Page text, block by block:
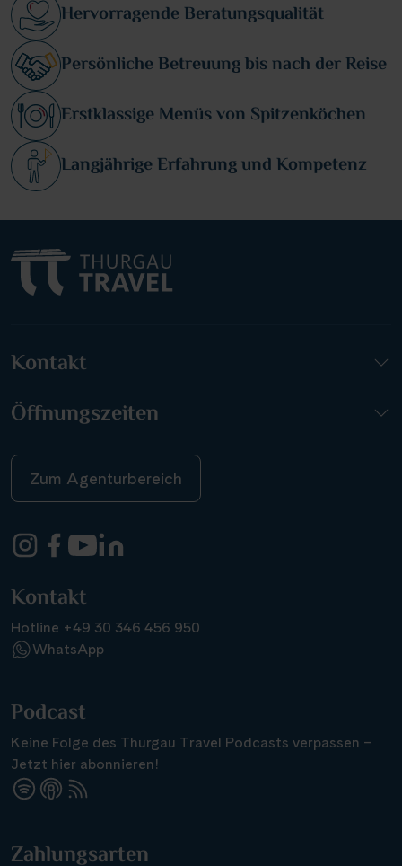
Hervorragende Beratungsqualität
Persönliche Betreuung bis nach der Reise
Erstklassige Menüs von Spitzenköchen
Langjährige Erfahrung und Kompetenz
Kontakt
Öffnungszeiten
Zum Agenturbereich
Kontakt
Hotline +49 30 346 456 950
WhatsApp
Podcast
Keine Folge des Thurgau Travel Podcasts verpassen –
Jetzt hier abonnieren!
Zahlungsarten
Suchen & Buchen
Reisezeitraum